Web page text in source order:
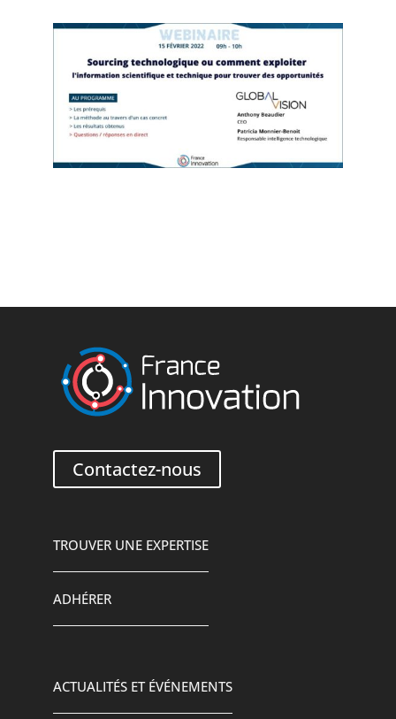
Contactez-nous
TROUVER UNE EXPERTISE
ADHÉRER
ACTUALITÉS ET ÉVÉNEMENTS